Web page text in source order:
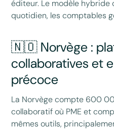
éditeur. Le modèle hybride
quotidien, les comptables
🇳🇴 Norvège :
collaboratives et
précoce
La Norvège compte 600
collaboratif où PME et
mêmes outils,